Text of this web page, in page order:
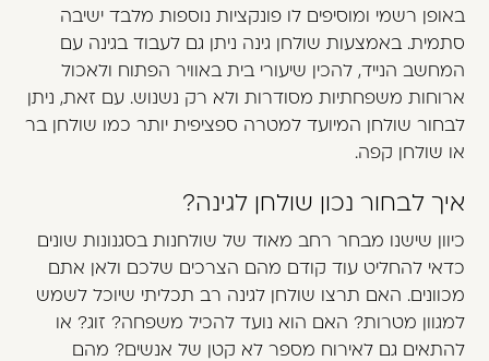
באופן רשמי ומוסיפים לו פונקציות נוספות מלבד ישיבה
סתמית. באמצעות שולחן גינה ניתן גם לעבוד בגינה עם
המחשב הנייד, להכין שיעורי בית באוויר הפתוח ולאכול
ארוחות משפחתיות מסודרות ולא רק נשנוש. עם זאת, ניתן
לבחור שולחן המיועד למטרה ספציפית יותר כמו שולחן בר
או שולחן קפה.
איך לבחור נכון שולחן לגינה?
כיוון שישנו מבחר רחב מאוד של שולחנות בסגנונות שונים
כדאי להחליט עוד קודם מהם הצרכים שלכם ולאן אתם
מכוונים. האם תרצו שולחן לגינה רב תכליתי שיוכל לשמש
למגוון מטרות? האם הוא נועד להכיל משפחה? זוג? או
להתאים גם לאירוח מספר לא קטן של אנשים? מהם